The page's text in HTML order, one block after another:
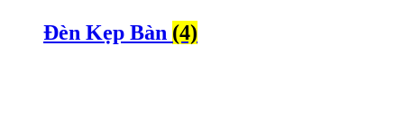
Đèn Kẹp Bàn (4)